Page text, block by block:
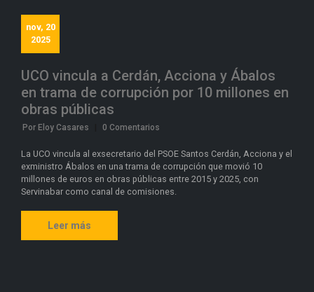
nov, 20
2025
UCO vincula a Cerdán, Acciona y Ábalos
en trama de corrupción por 10 millones en
obras públicas
Por Eloy Casares 0 Comentarios
La UCO vincula al exsecretario del PSOE Santos Cerdán, Acciona y el
exministro Ábalos en una trama de corrupción que movió 10
millones de euros en obras públicas entre 2015 y 2025, con
Servinabar como canal de comisiones.
Leer más